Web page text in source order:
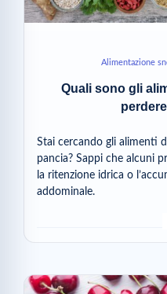
Alimentazione
Quali sono gli
Stai cercando gli alimenti
pancia? Sappi che alcuni
la ritenzione idrica o
addominale.